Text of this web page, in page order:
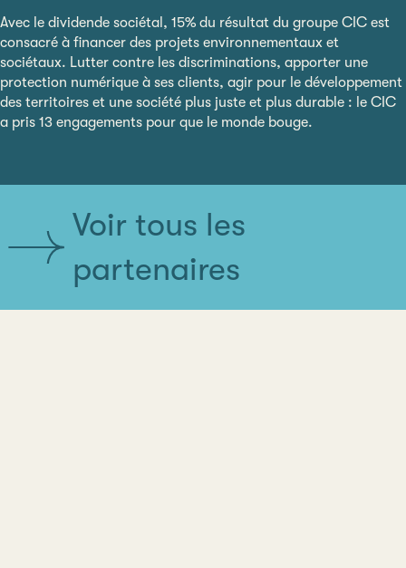
Avec le dividende sociétal, 15% du résultat du groupe CIC est
consacré à financer des projets environnementaux et
sociétaux. Lutter contre les discriminations, apporter une
protection numérique à ses clients, agir pour le développement
des territoires et une société plus juste et plus durable : le CIC
a pris 13 engagements pour que le monde bouge.
Voir tous les
partenaires